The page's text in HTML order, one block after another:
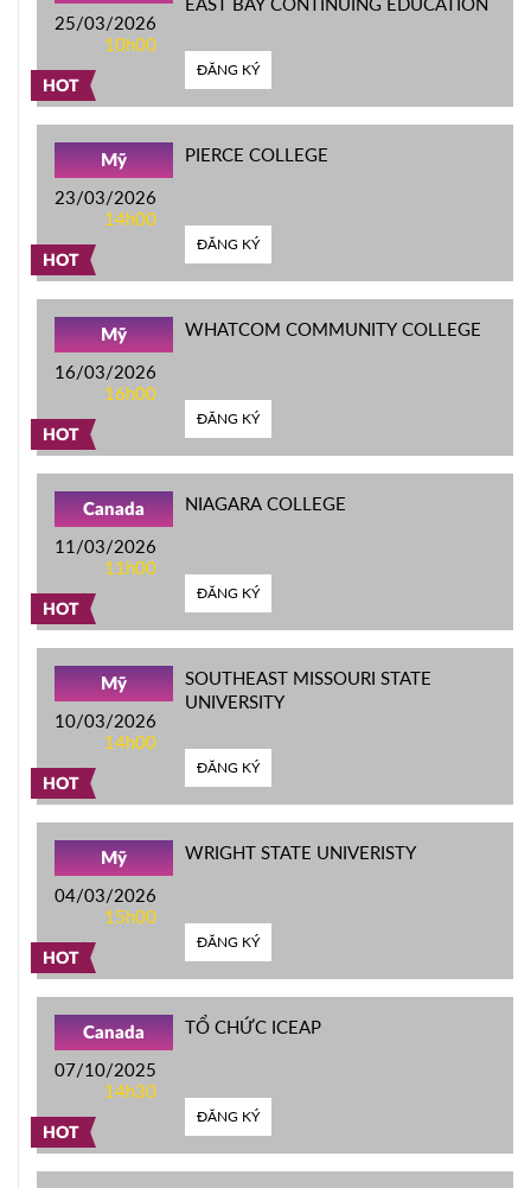
HOT
25/03/2026
10h00
ĐĂNG KÝ
HOT
Mỹ
23/03/2026
14h00
PIERCE COLLEGE
ĐĂNG KÝ
HOT
Mỹ
16/03/2026
16h00
WHATCOM COMMUNITY COLLEGE
ĐĂNG KÝ
HOT
Canada
11/03/2026
11h00
NIAGARA COLLEGE
ĐĂNG KÝ
HOT
Mỹ
10/03/2026
14h00
SOUTHEAST MISSOURI STATE
UNIVERSITY
ĐĂNG KÝ
HOT
Mỹ
04/03/2026
15h00
WRIGHT STATE UNIVERISTY
ĐĂNG KÝ
HOT
Canada
07/10/2025
14h30
TỔ CHỨC ICEAP
ĐĂNG KÝ